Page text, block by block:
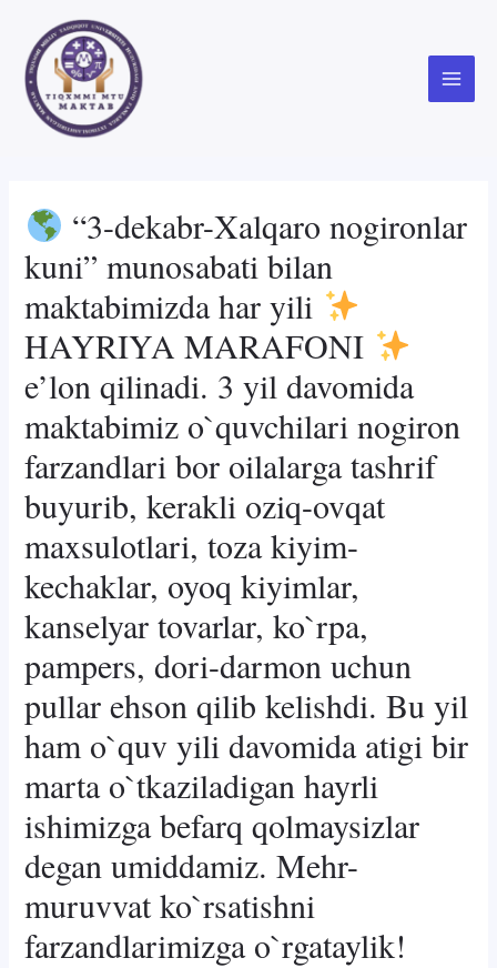
content
Main
“3-dekabr-Xalqaro nogironlar
kuni” munosabati bilan
maktabimizda har yili
HAYRIYA MARAFONI
e’lon qilinadi. 3 yil davomida
maktabimiz o`quvchilari nogiron
farzandlari bor oilalarga tashrif
buyurib, kerakli oziq-ovqat
maxsulotlari, toza kiyim-
kechaklar, oyoq kiyimlar,
kanselyar tovarlar, ko`rpa,
pampers, dori-darmon uchun
pullar ehson qilib kelishdi. Bu yil
ham o`quv yili davomida atigi bir
marta o`tkaziladigan hayrli
ishimizga befarq qolmaysizlar
degan umiddamiz. Mehr-
muruvvat ko`rsatishni
farzandlarimizga o`rgataylik!